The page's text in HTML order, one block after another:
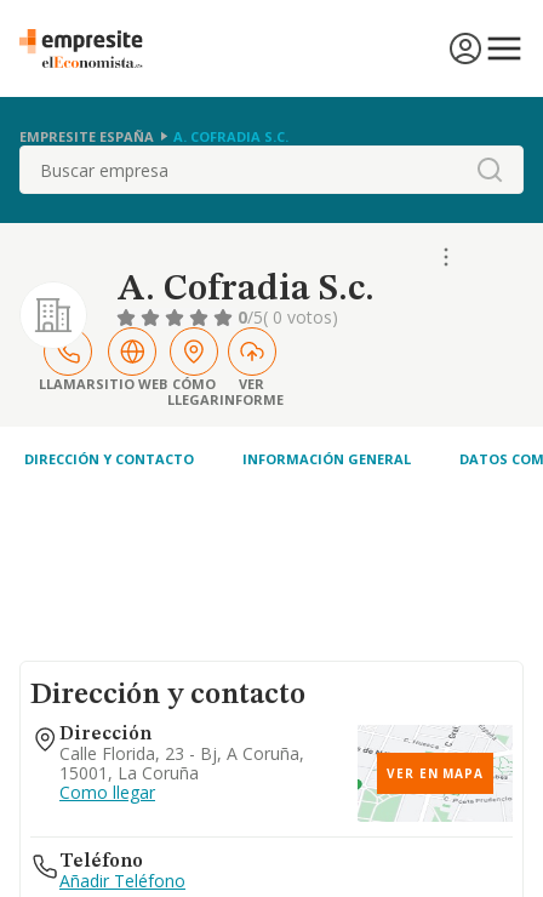
EMPRESITE ESPAÑA A. COFRADIA S.C.
Buscar
A. Cofradia S.c.
0/5( 0 votos)
LLAMARSITIO WEB CÓMO
LLEGAR
VER
INFORME
DIRECCIÓN Y CONTACTO INFORMACIÓN GENERAL DATOS
Dirección y contacto
Dirección
Calle Florida, 23 - Bj, A Coruña,
15001, La Coruña
Como llegar
VER EN MAPA
Teléfono
Añadir Teléfono